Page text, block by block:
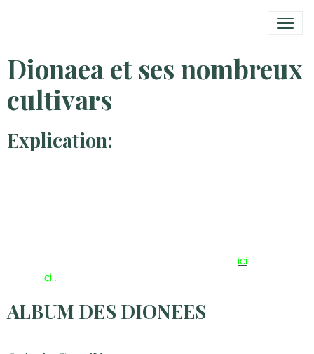
Dionaea et ses nombreux
cultivars
Explication:
ici
ici .
ALBUM DES DIONEES